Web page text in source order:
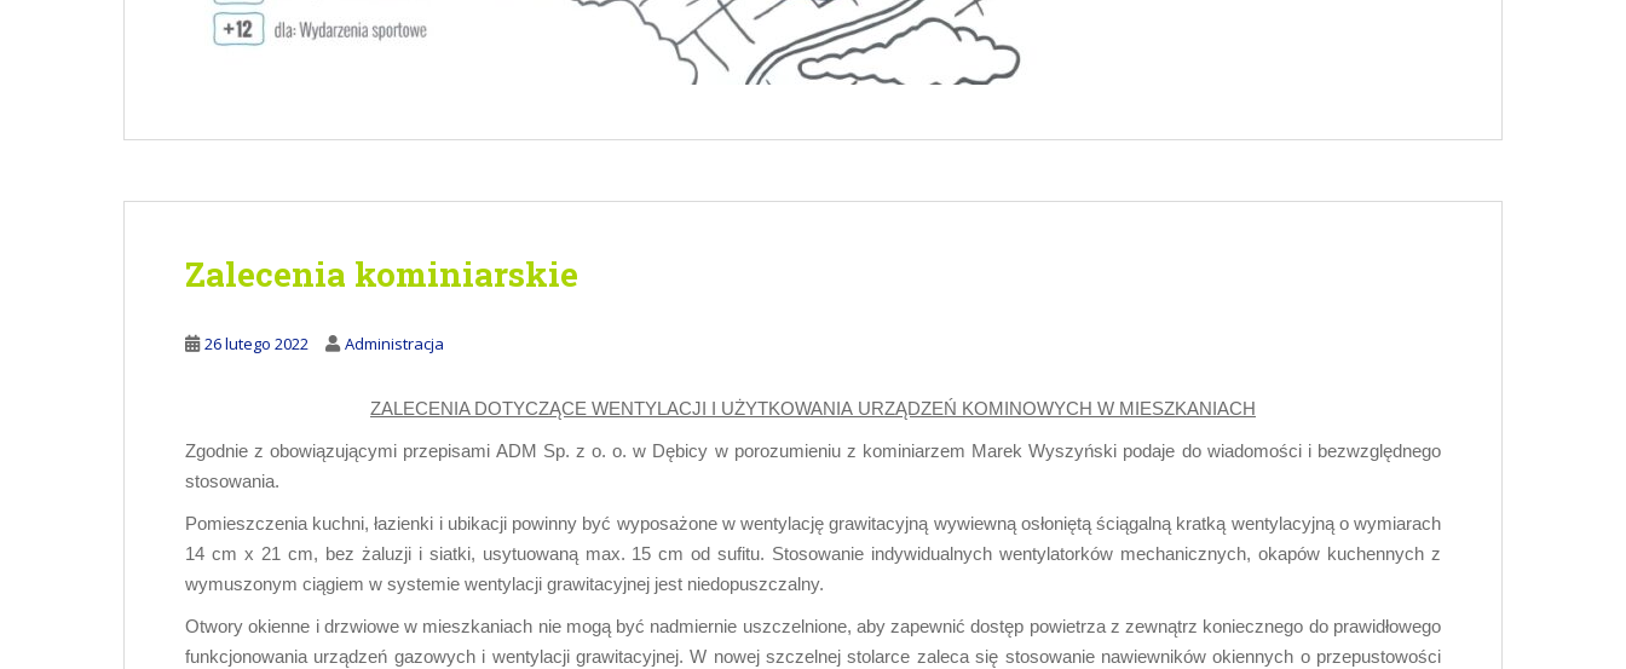
Zalecenia kominiarskie
26 lutego 2022 Administracja
ZALECENIA DOTYCZĄCE WENTYLACJI I UŻYTKOWANIA URZĄDZEŃ KOMINOWYCH W MIESZKANIACH
Zgodnie z obowiązującymi przepisami ADM Sp. z o. o. w Dębicy w porozumieniu z kominiarzem Marek Wyszyński podaje do wiadomości i bezwzględnego
stosowania.
Pomieszczenia kuchni, łazienki i ubikacji powinny być wyposażone w wentylację grawitacyjną wywiewną osłoniętą ściągalną kratką wentylacyjną o wymiarach
14 cm x 21 cm, bez żaluzji i siatki, usytuowaną max. 15 cm od sufitu. Stosowanie indywidualnych wentylatorków mechanicznych, okapów kuchennych z
wymuszonym ciągiem w systemie wentylacji grawitacyjnej jest niedopuszczalny.
Otwory okienne i drzwiowe w mieszkaniach nie mogą być nadmiernie uszczelnione, aby zapewnić dostęp powietrza z zewnątrz koniecznego do prawidłowego
funkcjonowania urządzeń gazowych i wentylacji grawitacyjnej. W nowej szczelnej stolarce zaleca się stosowanie nawiewników okiennych o przepustowości